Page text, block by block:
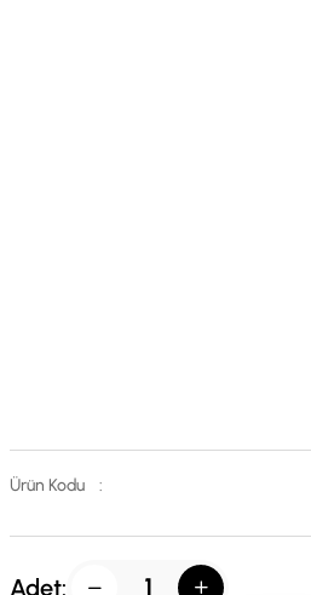
Ürün Kodu :
Adet: